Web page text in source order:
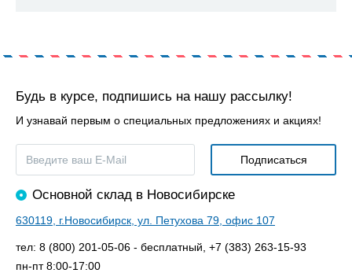
Будь в курсе, подпишись на нашу рассылку!
И узнавай первым о специальных предложениях и акциях!
Основной склад в Новосибирске
630119, г.Новосибирск, ул. Петухова 79, офис 107
тел: 8 (800) 201-05-06 - бесплатный, +7 (383) 263-15-93
пн-пт 8:00-17:00